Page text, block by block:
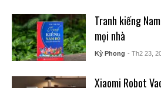
Tranh kiếng
mọi nhà
Kỳ Phong - Th2 23,
Xiaomi Robot